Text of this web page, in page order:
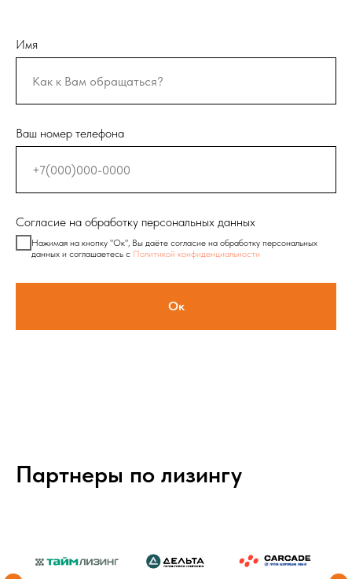
Имя
Ваш номер телефона
Согласие на обработку персональных данных
Нажимая на кнопку "Ок", Вы даёте согласие на обработку персональных
данных и соглашаетесь с Политикой конфиденциальности
Ок
Партнеры по лизингу